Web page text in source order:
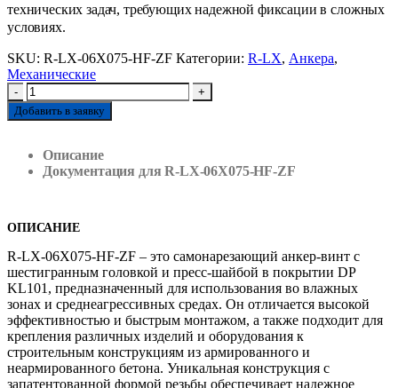
технических задач, требующих надежной фиксации в сложных
условиях.
SKU: R-LX-06X075-HF-ZF Категории: R-LX, Анкера,
Механические
-
+
Добавить в заявку
Описание
Документация для R-LX-06X075-HF-ZF
ОПИСАНИЕ
R-LX-06X075-HF-ZF – это самонарезающий анкер-винт с
шестигранным головкой и пресс-шайбой в покрытии DP
KL101, предназначенный для использования во влажных
зонах и среднеагрессивных средах. Он отличается высокой
эффективностью и быстрым монтажом, а также подходит для
крепления различных изделий и оборудования к
строительным конструкциям из армированного и
неармированного бетона. Уникальная конструкция с
запатентованной формой резьбы обеспечивает надежное